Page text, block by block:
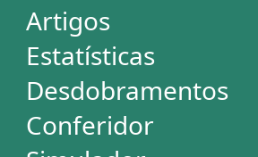
Mega-Sena
Lotofácil
Quina
+Milionária